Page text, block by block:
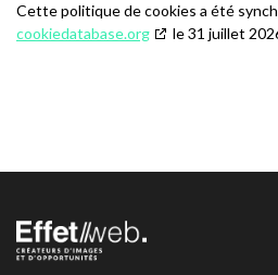
Cette politique de cookies a été
cookiedatabase.org
le 31 juillet